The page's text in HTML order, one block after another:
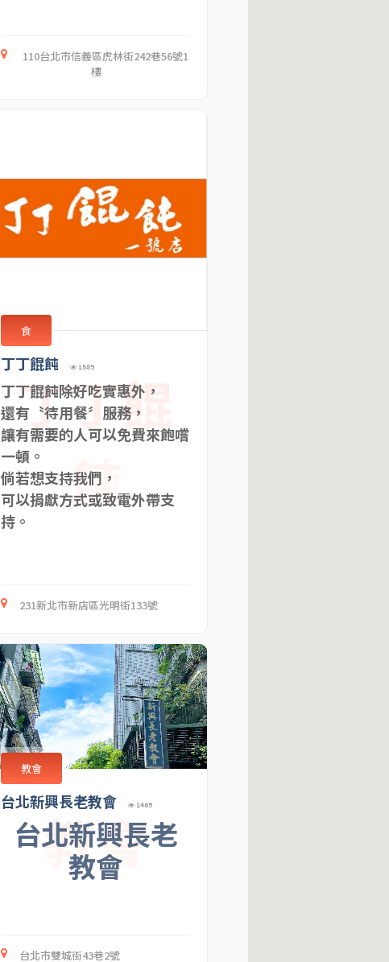
110台北市信義區虎林街242巷56號1
樓
食
丁丁餛飩 1589
丁丁餛
飩
丁丁餛飩除好吃實惠外，
還有〝待用餐〞服務，
讓有需要的人可以免費來飽嚐
一頓。
倘若想支持我們，
可以捐獻方式或致電外帶支
持。
231新北市新店區光明街133號
教會
台北新興長老教會 1469
台北新興長老
教會
教會
台北市雙城街43巷2號